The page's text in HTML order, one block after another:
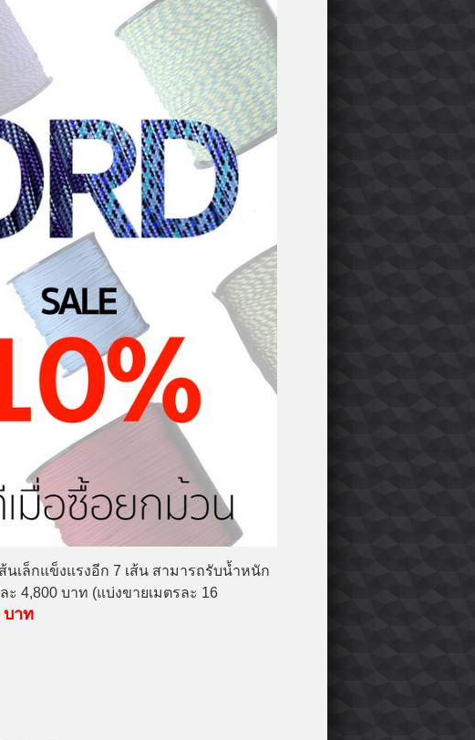
นเล็กแข็งแรงอีก 7 เส้น สามารถรับน้ำหนัก
4,800 บาท (แบ่งขายเมตรละ 16
บาท